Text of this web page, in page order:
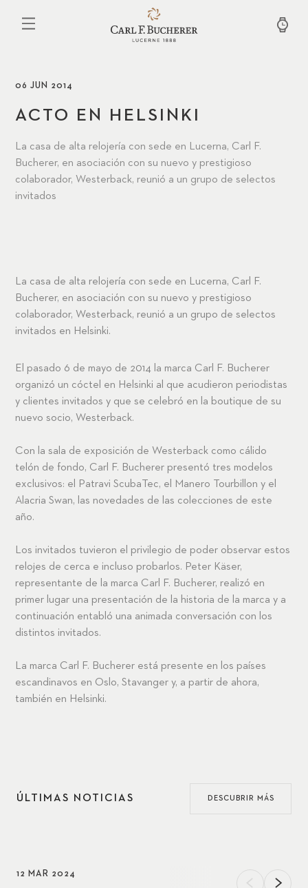
contenido
06 JUN 2014
ACTO EN HELSINKI
La casa de alta relojería con sede en Lucerna, Carl F.
Bucherer, en asociación con su nuevo y prestigioso
colaborador, Westerback, reunió a un grupo de selectos
invitados
La casa de alta relojería con sede en Lucerna, Carl F.
Bucherer, en asociación con su nuevo y prestigioso
colaborador, Westerback, reunió a un grupo de selectos
invitados en Helsinki.
El pasado 6 de mayo de 2014 la marca Carl F. Bucherer
organizó un cóctel en Helsinki al que acudieron periodistas
y clientes invitados y que se celebró en la boutique de su
nuevo socio, Westerback.
Con la sala de exposición de Westerback como cálido
telón de fondo, Carl F. Bucherer presentó tres modelos
exclusivos: el Patravi ScubaTec, el Manero Tourbillon y el
Alacria Swan, las novedades de las colecciones de este
año.
Los invitados tuvieron el privilegio de poder observar estos
relojes de cerca e incluso probarlos. Peter Käser,
representante de la marca Carl F. Bucherer, realizó en
primer lugar una presentación de la historia de la marca y a
continuación entabló una animada conversación con los
distintos invitados.
La marca Carl F. Bucherer está presente en los países
escandinavos en Oslo, Stavanger y, a partir de ahora,
también en Helsinki.
ÚLTIMAS NOTICIAS DESCUBRIR MÁS
12 MAR 2024